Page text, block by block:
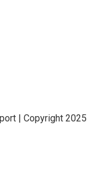
| Copyright 2025